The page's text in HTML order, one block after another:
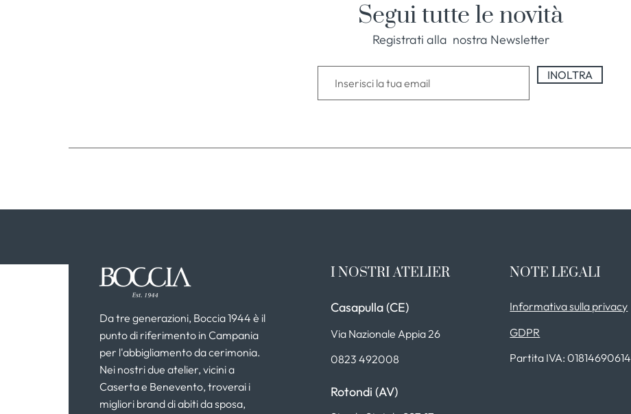
Segui tutte le novità
Registrati alla nostra Newsletter
INOLTRA
Da tre generazioni, Boccia 1944 è il
punto di riferimento in Campania
per l'abbigliamento da cerimonia.
Nei nostri due atelier, vicini a
Caserta e Benevento, troverai i
migliori brand di abiti da sposa,
I NOSTRI ATELIER
Casapulla (CE)
Via Nazionale Appia 26
0823 492008
Rotondi (AV)
NOTE LEGALI
Informativa sulla privacy
GDPR
Partita IVA: 01814690614